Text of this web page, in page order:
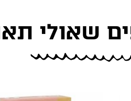
שאולי